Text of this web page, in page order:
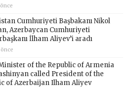
Cumhuriyeti Başbakanı Nikol
Azerbaycan Cumhuriyeti
İlham Aliyev’i aradı
önce
of the Republic of Armenia
called President of the
of Azerbaijan Ilham Aliyev